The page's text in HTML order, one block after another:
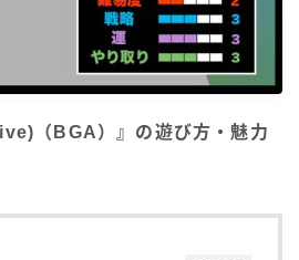
（BGA）』の遊び方・魅力